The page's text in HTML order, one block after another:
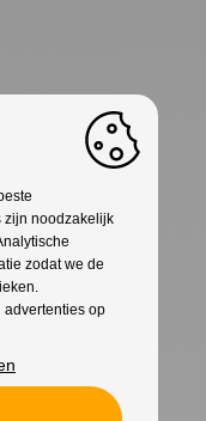
zijn noodzakelijk
zodat we de
advertenties op